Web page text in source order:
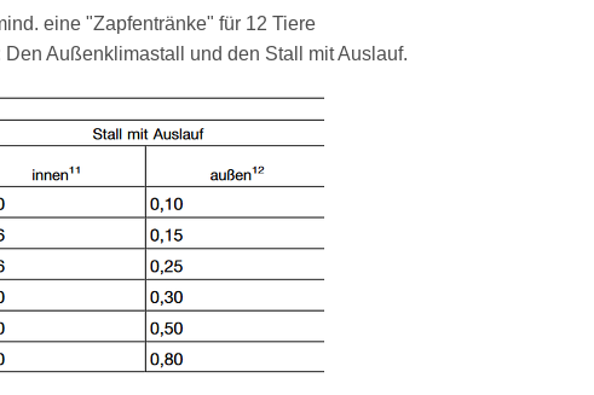
eine Zapfentränke für 12 Tiere
Außenklimastall und den Stall mit Auslauf.